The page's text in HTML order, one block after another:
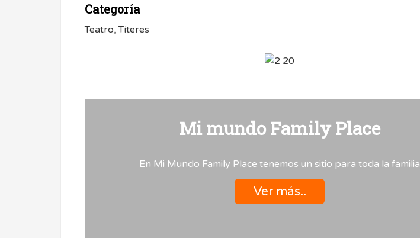
Categoría
Teatro,Títeres
Mi mundo Family Place
En Mi Mundo Family Place tenemos un sitio para toda la familia
Ver más..